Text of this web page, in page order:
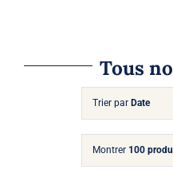
Tous
Trier par Date
Montrer 100